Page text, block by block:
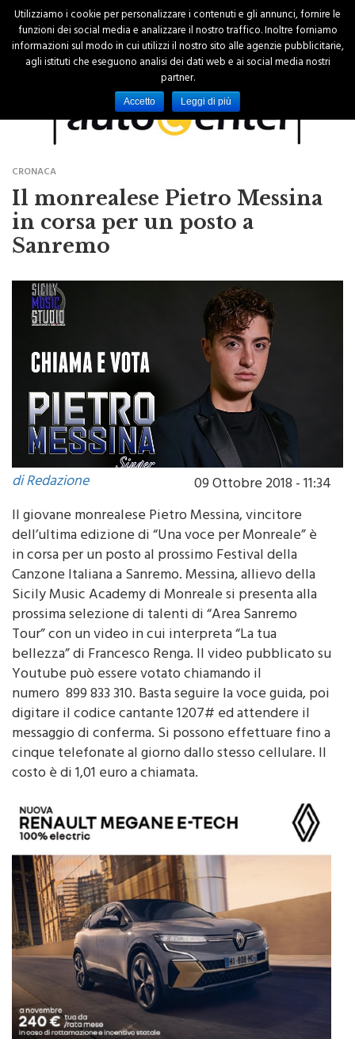
CRONACA
Il monrealese Pietro Messina
in corsa per un posto a
di Redazione
09 Ottobre 2018 - 11:34
Il giovane monrealese Pietro Messina, vincitore
dell’ultima edizione di “Una voce per Monreale” è
in corsa per un posto al prossimo Festival della
Canzone Italiana a Sanremo. Messina, allievo della
Sicily Music Academy di Monreale si presenta alla
prossima selezione di talenti di “Area Sanremo
Tour” con un video in cui interpreta “La tua
bellezza” di Francesco Renga. Il video pubblicato su
Youtube può essere votato chiamando il
numero 899 833 310. Basta seguire la voce guida, poi
digitare il codice cantante 1207# ed attendere il
messaggio di conferma. Si possono effettuare fino a
cinque telefonate al giorno dallo stesso cellulare. Il
Utilizziamo i cookie per personalizzare i contenuti e gli annunci, fornire le
funzioni dei social media e analizzare il nostro traffico. Inoltre forniamo
informazioni sul modo in cui utilizzi il nostro sito alle agenzie pubblicitarie,
agli istituti che eseguono analisi dei dati web e ai social media nostri
partner.
Accetto Leggi di più